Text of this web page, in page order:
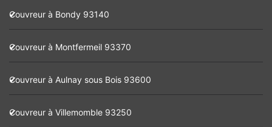
Couvreur à Bondy 93140
Couvreur à Montfermeil 93370
Couvreur à Aulnay sous Bois 93600
Couvreur à Villemomble 93250